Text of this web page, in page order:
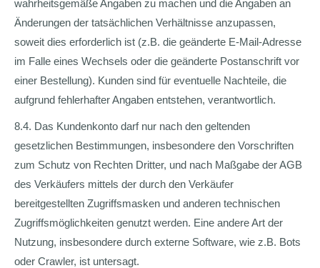
wahrheitsgemäße Angaben zu machen und die Angaben an
Änderungen der tatsächlichen Verhältnisse anzupassen,
soweit dies erforderlich ist (z.B. die geänderte E-Mail-Adresse
im Falle eines Wechsels oder die geänderte Postanschrift vor
einer Bestellung). Kunden sind für eventuelle Nachteile, die
aufgrund fehlerhafter Angaben entstehen, verantwortlich.
8.4. Das Kundenkonto darf nur nach den geltenden
gesetzlichen Bestimmungen, insbesondere den Vorschriften
zum Schutz von Rechten Dritter, und nach Maßgabe der AGB
des Verkäufers mittels der durch den Verkäufer
bereitgestellten Zugriffsmasken und anderen technischen
Zugriffsmöglichkeiten genutzt werden. Eine andere Art der
Nutzung, insbesondere durch externe Software, wie z.B. Bots
oder Crawler, ist untersagt.